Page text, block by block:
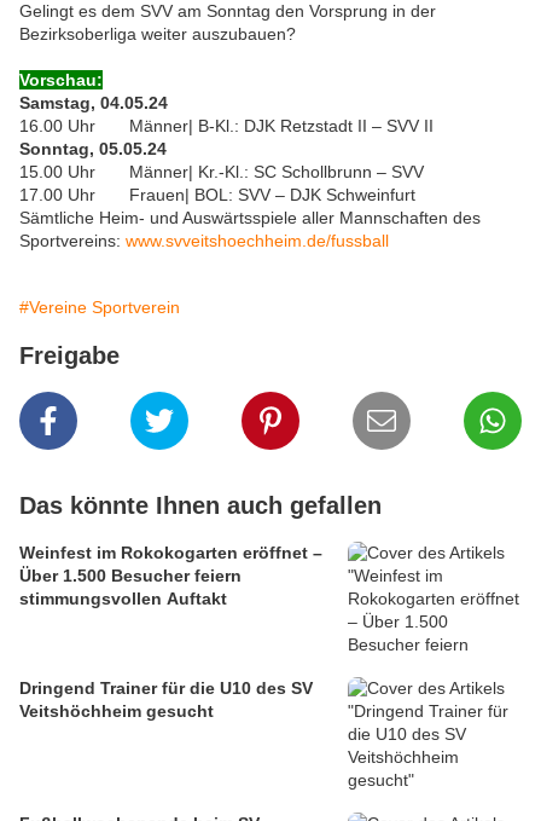
Gelingt es dem SVV am Sonntag den Vorsprung in der
Bezirksoberliga weiter auszubauen?
Vorschau:
Samstag, 04.05.24
16.00 Uhr Männer| B-Kl.: DJK Retzstadt II – SVV II
Sonntag, 05.05.24
15.00 Uhr Männer| Kr.-Kl.: SC Schollbrunn – SVV
17.00 Uhr Frauen| BOL: SVV – DJK Schweinfurt
Sämtliche Heim- und Auswärtsspiele aller Mannschaften des
Sportvereins: www.svveitshoechheim.de/fussball
#Vereine Sportverein
Freigabe
Das könnte Ihnen auch gefallen
Weinfest im Rokokogarten eröffnet –
Über 1.500 Besucher feiern
stimmungsvollen Auftakt
Dringend Trainer für die U10 des SV
Veitshöchheim gesucht